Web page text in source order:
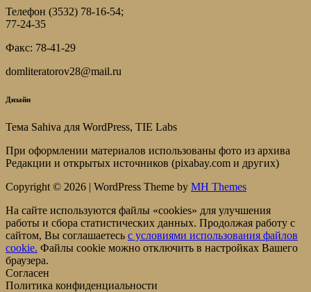
Телефон (3532) 78-16-54;
77-24-35
Факс: 78-41-29
domliteratorov28@mail.ru
Дизайн
Тема Sahiva для WordPress, TIE Labs
При оформлении материалов использованы фото из архива
Редакции и открытых источников (pixabay.com и других)
Copyright © 2026 | WordPress Theme by MH Themes
На сайте используются файлы «cookies» для улучшения
работы и сбора статистических данных. Продолжая работу с
сайтом, Вы соглашаетесь c условиями использования файлов
cookie. Файлы cookie можно отключить в настройках Вашего
браузера.
Согласен
Политика конфиденциальности